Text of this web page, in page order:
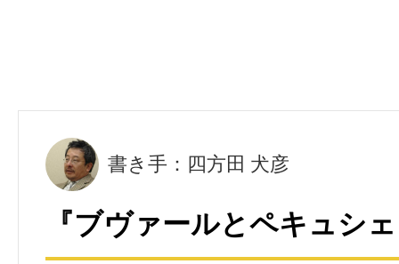
書き手：四方田 犬彦
『ブヴァールとペキュシ